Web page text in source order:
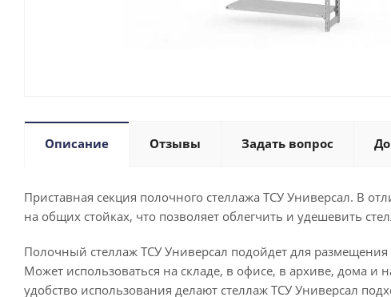
Описание Отзывы Задать вопрос
Приставная секция полочного стеллажа ТСУ Универсал. В
на общих стойках, что позволяет облегчить и удешевить
Полочный стеллаж ТСУ Универсал подойдет для
Может использоваться на складе, в офисе, в архиве, дома и
удобство использования делают стеллаж ТСУ Универсал